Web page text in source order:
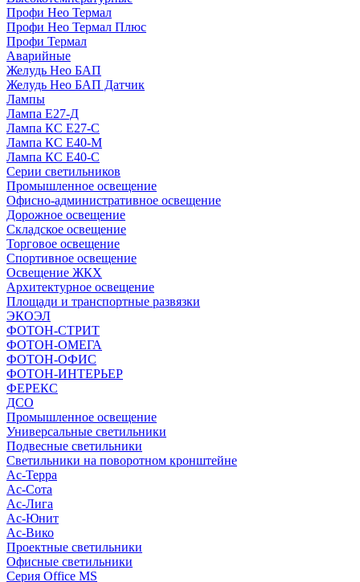
Профи Нео Термал
Профи Нео Термал Плюс
Профи Термал
Аварийные
Желудь Нео БАП
Желудь Нео БАП Датчик
Лампы
Лампа Е27-Д
Лампа КС Е27-С
Лампа КС Е40-М
Лампа КС Е40-С
Серии светильников
Промышленное освещение
Офисно-административное освещение
Дорожное освещение
Складское освещение
Торговое освещение
Спортивное освещение
Освещение ЖКХ
Архитектурное освещение
Площади и транспортные развязки
ЭКОЭЛ
ФОТОН-СТРИТ
ФОТОН-ОМЕГА
ФОТОН-ОФИС
ФОТОН-ИНТЕРЬЕР
ФЕРЕКС
ДСО
Промышленное освещение
Универсальные светильники
Подвесные светильники
Светильники на поворотном кронштейне
Ас-Терра
Ас-Сота
Ас-Лига
Ас-Юнит
Ас-Вико
Проектные светильники
Офисные светильники
Серия Office MS